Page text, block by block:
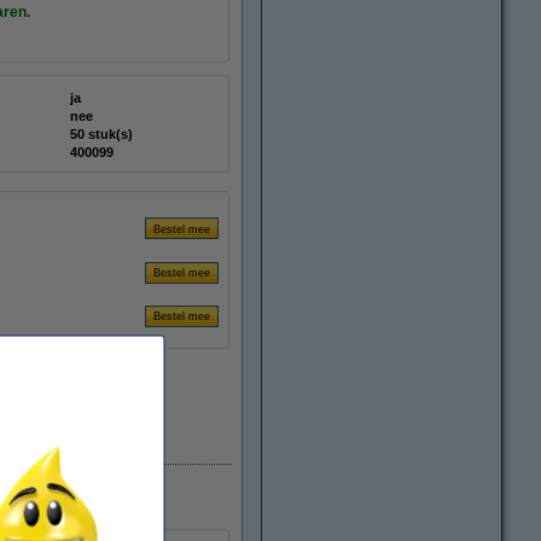
ja
nee
50 stuk(s)
400099